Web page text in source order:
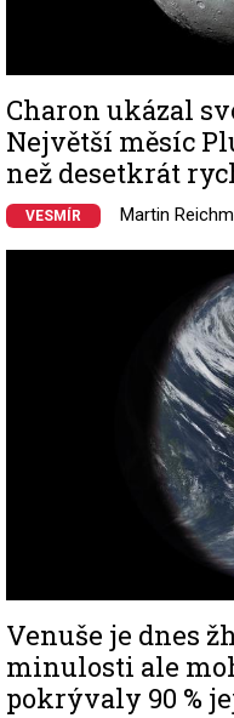
Charon ukázal
Největší měsíc
než desetkrát
VESMÍR Martin
Venuše je dnes
minulosti ale
pokrývaly 90 %